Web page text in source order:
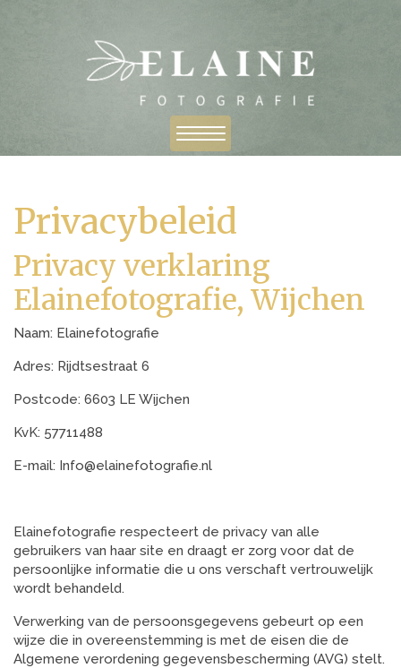
Privacybeleid
Privacy verklaring
Elainefotografie, Wijchen
Naam: Elainefotografie
Adres: Rijdtsestraat 6
Postcode: 6603 LE Wijchen
KvK: 57711488
E-mail: Info@elainefotografie.nl
Elainefotografie respecteert de privacy van alle
gebruikers van haar site en draagt er zorg voor dat de
persoonlijke informatie die u ons verschaft vertrouwelijk
wordt behandeld.
Verwerking van de persoonsgegevens gebeurt op een
wijze die in overeenstemming is met de eisen die de
Algemene verordening gegevensbescherming (AVG) stelt.